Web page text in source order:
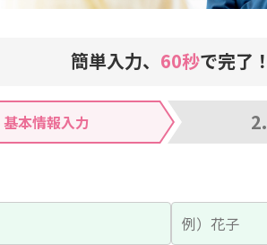
簡単入力、 60秒で完了！
基本情報入力 2.